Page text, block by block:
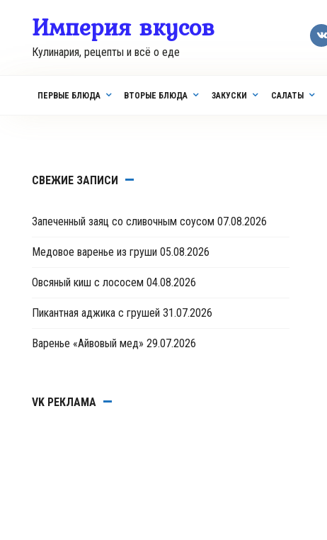
Империя вкусов
Кулинария, рецепты и всё о еде
ПЕРВЫЕ БЛЮДА ВТОРЫЕ БЛЮДА ЗАКУСКИ САЛАТЫ
СВЕЖИЕ ЗАПИСИ
Запеченный заяц со сливочным соусом 07.08.2026
Медовое варенье из груши 05.08.2026
Овсяный киш с лососем 04.08.2026
Пикантная аджика с грушей 31.07.2026
Варенье «Айвовый мед» 29.07.2026
VK РЕКЛАМА